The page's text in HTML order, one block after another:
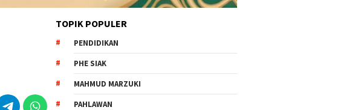
TOPIK POPULER
PENDIDIKAN
PHE SIAK
MAHMUD MARZUKI
PAHLAWAN